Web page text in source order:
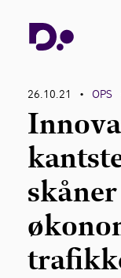
26.10.21 • OPS